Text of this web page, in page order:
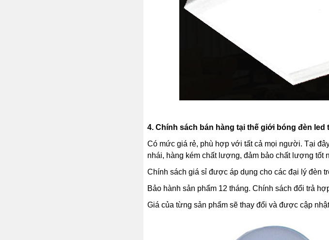
4. Chính sách bán hàng tại thế giới bóng đèn led
Có mức giá rẻ, phù hợp với tất cả mọi người. Tại
nhái, hàng kém chất lượng, đảm bảo chất lượng tốt
Chính sách giá sỉ được áp dụng cho các đại lý đèn
Bảo hành sản phẩm 12 tháng. Chính sách đổi trả
Giá của từng sản phẩm sẽ thay đổi và được cập